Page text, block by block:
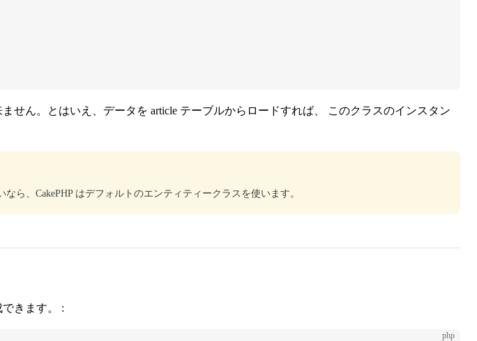
せん。とはいえ、データを article テーブルからロードすれば、 このクラスのインスタン
ら、CakePHP はデフォルトのエンティティークラスを使います。
きます。 :
php